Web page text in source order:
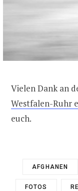
Vielen Dank an
Westfalen-Ruhr
euch.
AFGHANEN
FOTOS